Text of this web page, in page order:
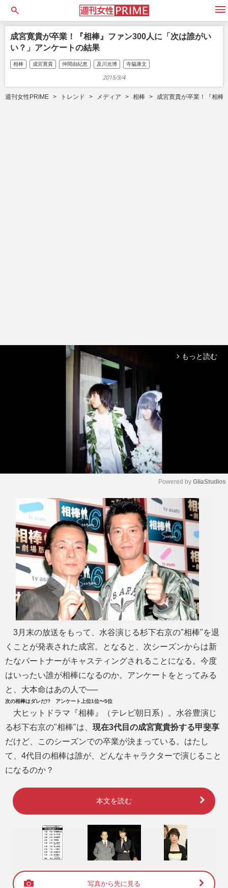
open
成宮寛貴が卒業！『相棒』ファン300人に「次は誰がい
い？」アンケートの結果
相棒 成宮寛貴 仲間由紀恵 及川光博 寺脇康文
2015/3/4
週刊女性PRIME トレンド メディア 相棒 成宮寛貴が卒業！『相棒
arrow_forward_ios もっと読む
M
u
t
Powered by GliaStudios
3月末の放送をもって、水谷演じる杉下右京の"相棒"を退
くことが発表された成宮。となると、次シーズンからは新
たなパートナーがキャスティングされることになる。今度
はいったい誰が相棒になるのか。アンケートをとってみる
と、大本命はあの人で──
次の相棒はダレだ!? アンケート上位1位〜5位
大ヒットドラマ『相棒』（テレビ朝日系）。水谷豊演じ
る杉下右京の"相棒"は、 現在3代目の成宮寛貴扮する甲斐享
だけど、このシーズンでの卒業が決まっている。はたし
て、4代目の相棒は誰が、どんなキャラクターで演じること
になるのか？
本文を読む
写真から先に見る